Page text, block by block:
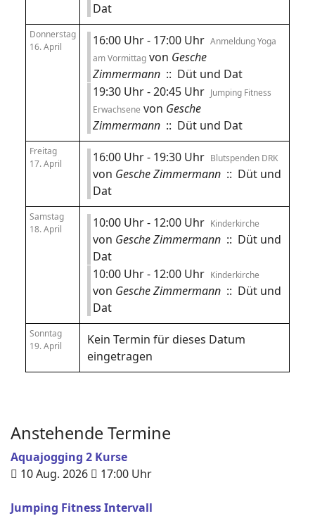
Dat
Donnerstag
16. April
16:00 Uhr - 17:00 Uhr Anmeldung Yoga
am Vormittag von Gesche
Zimmermann :: Düt und Dat
19:30 Uhr - 20:45 Uhr Jumping Fitness
Erwachsene von Gesche
Zimmermann :: Düt und Dat
Freitag
17. April
16:00 Uhr - 19:30 Uhr Blutspenden DRK
von Gesche Zimmermann :: Düt und
Dat
Samstag
18. April
10:00 Uhr - 12:00 Uhr Kinderkirche
von Gesche Zimmermann :: Düt und
Dat
10:00 Uhr - 12:00 Uhr Kinderkirche
von Gesche Zimmermann :: Düt und
Dat
Sonntag
19. April
Kein Termin für dieses Datum
eingetragen
Anstehende Termine
Aquajogging 2 Kurse
10 Aug. 2026
17:00 Uhr
Jumping Fitness Intervall